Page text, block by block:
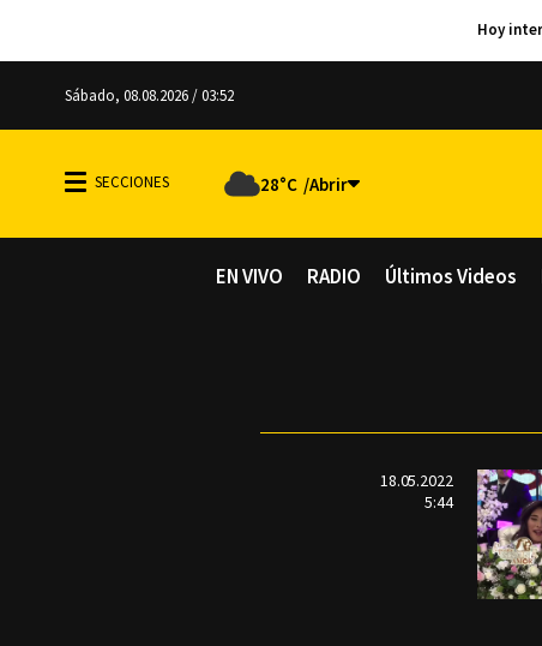
Sábado, 08.08.2026 / 03:52
28°C
EN VIVO RADIO Últimos Videos
18.05.2022
5:44